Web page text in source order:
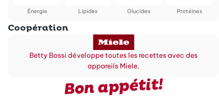
Énergie Lipides Glucides Protéines
Coopération
Betty Bossi développe toutes les recettes avec des
appareils Miele.
Bon appétit!